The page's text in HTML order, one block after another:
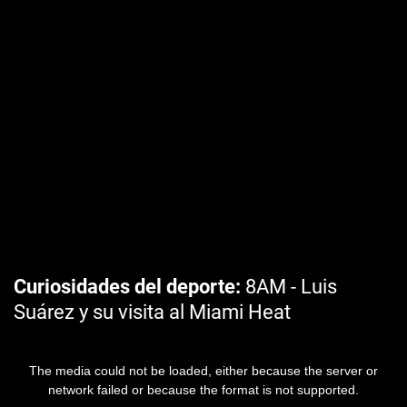
Curiosidades del deporte 8AM - Luis
Suárez y su visita al Miami Heat
The media could not be loaded, either because the server or
network failed or because the format is not supported.